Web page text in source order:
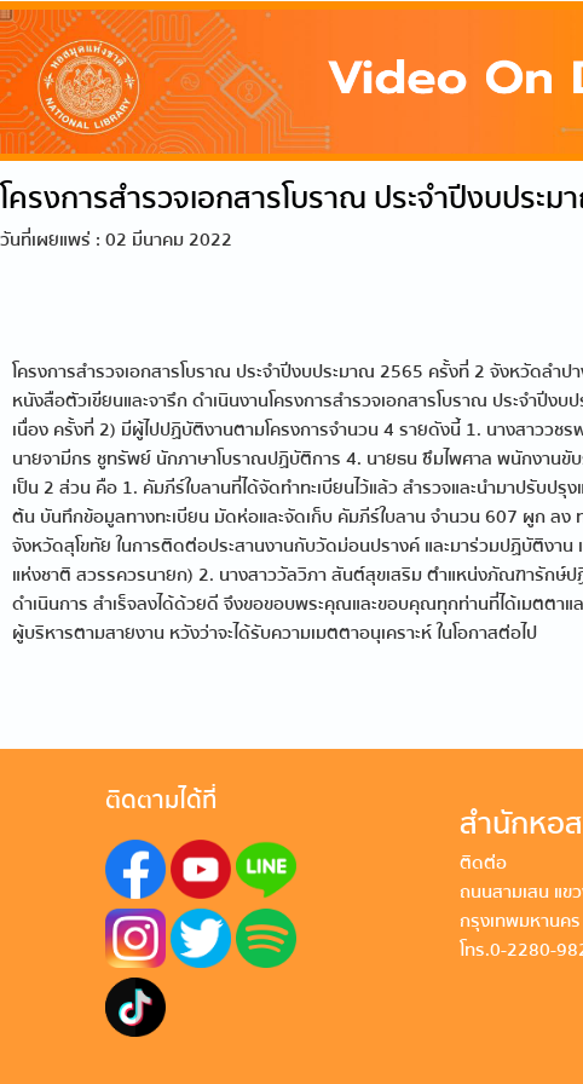
โครงการสำรวจเอกสารโบราณ ประจำปีงบประ
วันที่เผยแพร่ : 02 มีนาคม 2022
โครงการสำรวจเอกสารโบราณ ประจำปีงบประมาณ 2565 ครั้งที่ 2 จังหวัดล
หนังสือตัวเขียนและจารึก ดำเนินงานโครงการสำรวจเอกสารโบราณ ประจำ
เนื่อง ครั้งที่ 2) มีผู้ไปปฏิบัติงานตามโครงการจำนวน 4 รายดังนี้ 1. นางสาว
นายจามีกร ชูทรัพย์ นักภาษาโบราณปฏิบัติการ 4. นายธน ซึมไพศาล พนักงานขั
เป็น 2 ส่วน คือ 1. คัมภีร์ใบลานที่ได้จัดทำทะเบียนไว้แล้ว สำรวจและนำมาปรับป
ต้น บันทึกข้อมูลทางทะเบียน มัดห่อและจัดเก็บ คัมภีร์ใบลาน จำนวน 607 ผูก ล
จังหวัดสุโขทัย ในการติดต่อประสานงานกับวัดม่อนปรางค์ และมาร่วมปฏิบัติ
แห่งชาติ สวรรควรนายก) 2. นางสาววัลวิภา สันต์สุขเสริม ตำแหน่งภัณฑารั
ดำเนินการ สำเร็จลงได้ด้วยดี จึงขอขอบพระคุณและขอบคุณทุกท่านที่ได้เมตตา
ผู้บริหารตามสายงาน หวังว่าจะได้รับความเมตตาอนุเคราะห์ ในโอกาสต่อไป
ติดตามได้ที่ สำนักหอ
ติดต่อ
ถนนสามเสน แข
กรุงเทพมหานค
โทร. 0-2280-